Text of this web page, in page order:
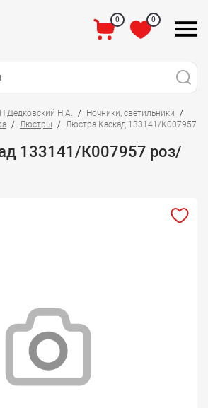
0 0
Дедковский Н.А.
Ночники, светильники
Люстры
Люстра Каскад 133141/К007957
133141/К007957 роз/